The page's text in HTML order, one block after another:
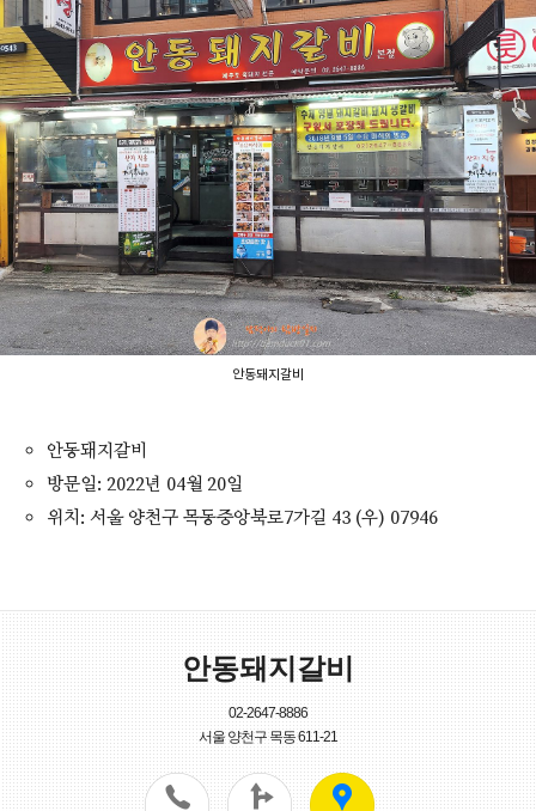
안동돼지갈비
안동돼지갈비
방문일: 2022년 04월 20일
위치: 서울 양천구 목동중앙북로7가길 43 (우) 07946